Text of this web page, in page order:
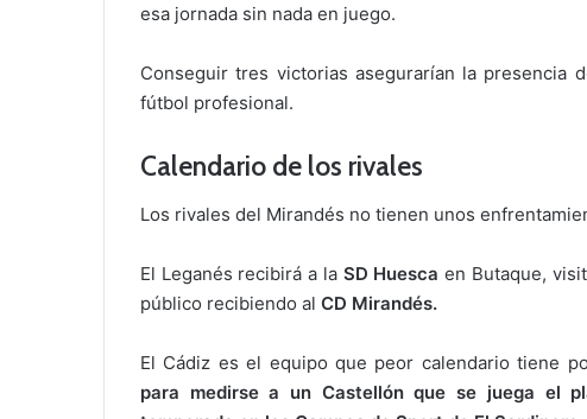
esa jornada sin nada en juego.
Conseguir tres victorias asegurarían la presencia
fútbol profesional.
Calendario de los rivales
Los rivales del Mirandés no tienen unos
El Leganés recibirá a la SD Huesca en Butaque,
público recibiendo al CD Mirandés.
El Cádiz es el equipo que peor calendario tiene
para medirse a un Castellón que se juega el